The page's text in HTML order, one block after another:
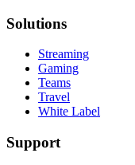
Solutions
Streaming
Gaming
Teams
Travel
White Label
Support